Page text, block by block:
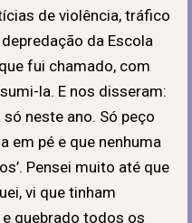
de violência, tráfico
da Escola
fui chamado, com
la. E nos disseram:
neste ano. Só peço
em pé e que nenhuma
Pensei muito até que
vi que tinham
quebrado todos os